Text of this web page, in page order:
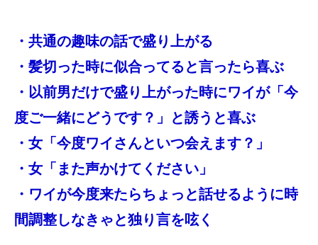
・共通の趣味の話で盛り上がる
・髪切った時に似合ってると言ったら喜ぶ
・以前男だけで盛り上がった時にワイが「今
度ご一緒にどうです？」と誘うと喜ぶ
・女「今度ワイさんといつ会えます？」
・女「また声かけてください」
・ワイが今度来たらちょっと話せるように時
間調整しなきゃと独り言を呟く